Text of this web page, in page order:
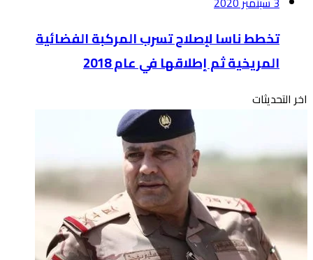
تخطط ناسا لإصلاح تسرب المركبة الفضائية
المريخية ثم إطلاقها في عام 2018
اخر التحديثات